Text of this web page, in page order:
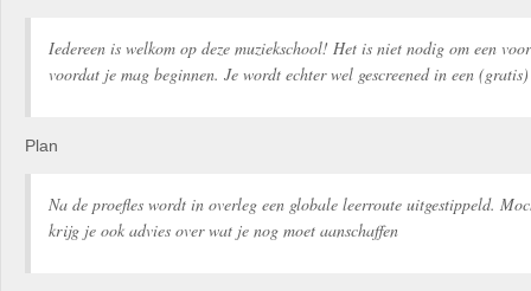
Iedereen is welkom op deze muziekschool! Het is niet nodig om een
voordat je mag beginnen. Je wordt echter wel gescreened in een
Plan
Na de proefles wordt in overleg een globale leerroute uitgestippeld.
krijg je ook advies over wat je nog moet aanschaffen